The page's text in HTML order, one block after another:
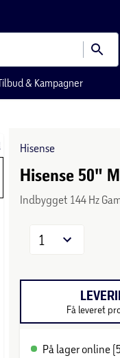
& Kampagner
Hisense
Hisense 50"
Indbygget 144 Hz
1
Få leveret
På lager online